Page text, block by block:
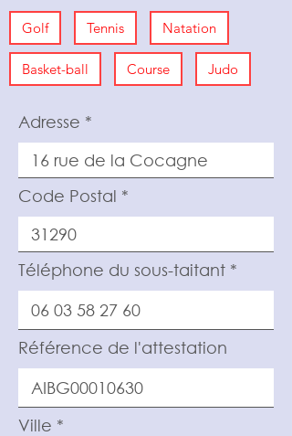
Golf Tennis Natation
Basket-ball Course Judo
Adresse
Code Postal
Téléphone du sous-taitant
Référence de l'attestation
Ville